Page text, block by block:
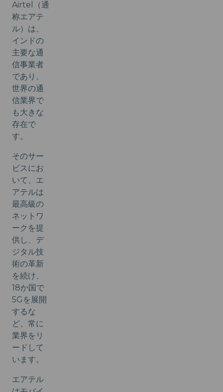
Airtel（通
称エアテ
ル）は、
インドの
主要な通
信事業者
であり、
世界の通
信業界で
も大きな
存在で
す。
そのサー
ビスにお
いて、エ
アテルは
最高級の
ネットワ
ークを提
供し、デ
ジタル技
術の革新
を続け、
18か国で
5Gを展開
するな
ど、常に
業界をリ
ードして
います。
エアテル